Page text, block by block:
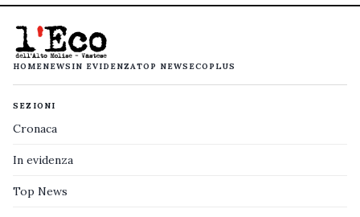
HOMENEWS IN EVIDENZATOP NEWS ECOPLUS
SEZIONI
Cronaca
In evidenza
Top News